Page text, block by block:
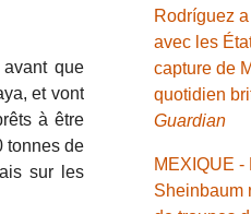
que
et vont
à être
tonnes de
sur les
Rodríguez
avec les
capture de
quotidien
Guardian
MEXIQUE -
Sheinbaum